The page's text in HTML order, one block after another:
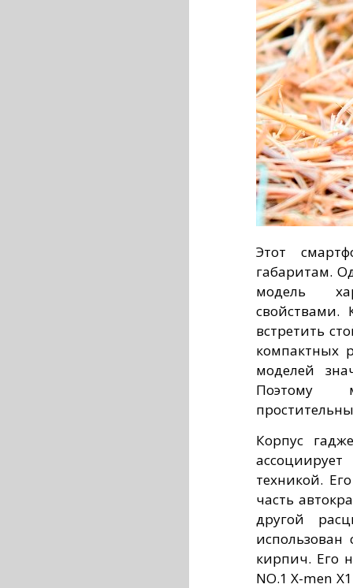
Этот
габаритам.
модель
свойствами.
встретить
компактных
моделей
Поэтому
Корпус
техникой.
часть
другой
кирпич. Его
NO.1 X-men